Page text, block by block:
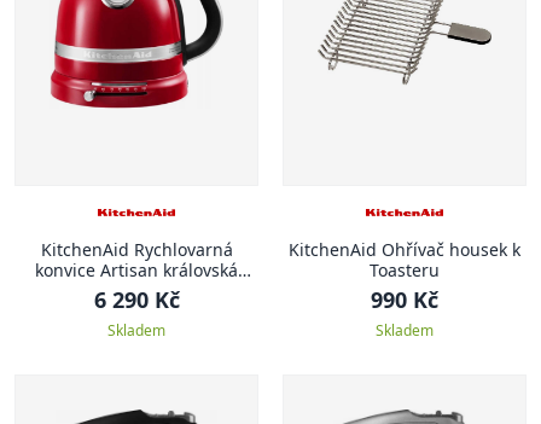
KitchenAid Rychlovarná
konvice Artisan královská
červená
6 290 Kč
Skladem
KitchenAid Ohřívač housek k
Toasteru
990 Kč
Skladem